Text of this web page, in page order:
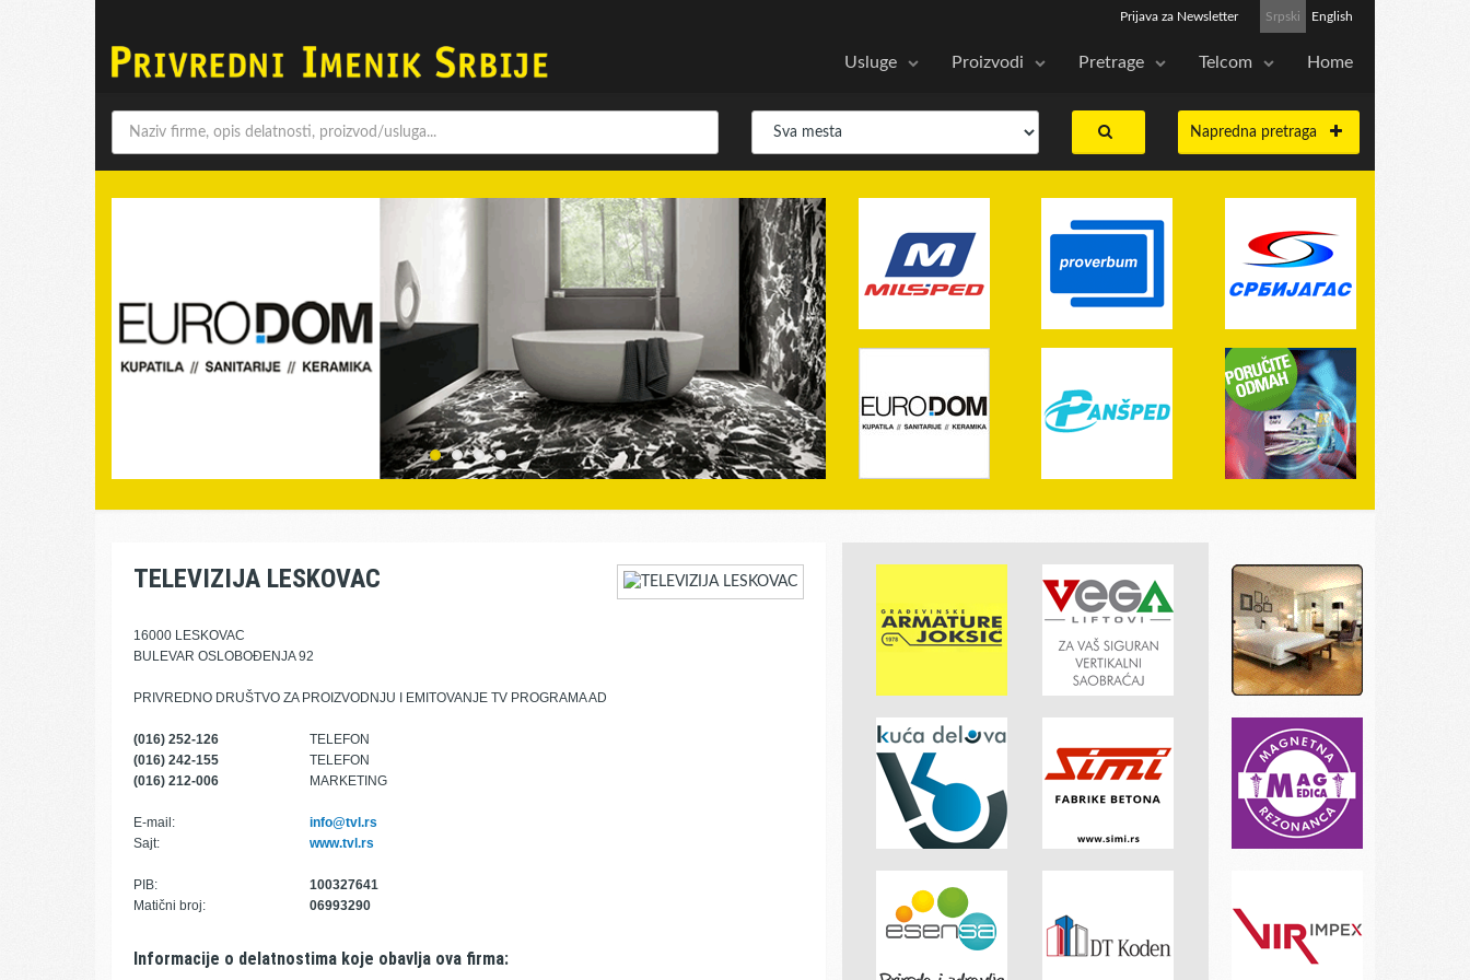
Srpski English
Prijava za Newsletter
Usluge Proizvodi Pretrage Telcom Home
Napredna pretraga
TELEVIZIJA LESKOVAC
16000 LESKOVAC
BULEVAR OSLOBOĐENJA 92
PRIVREDNO DRUŠTVO ZA PROIZVODNJU I EMITOVANJE TV PROGRAMA AD
(016) 252-126
TELEFON
(016) 242-155
TELEFON
(016) 212-006
MARKETING
E-mail:
info@tvl.rs
Sajt:
www.tvl.rs
PIB:
100327641
Matični broj:
06993290
Informacije o delatnostima koje obavlja ova firma: